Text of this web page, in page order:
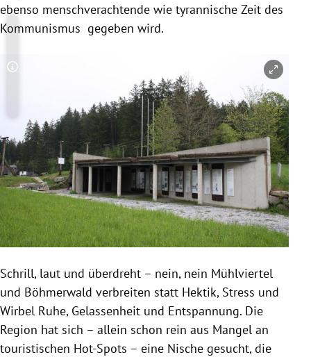
ebenso menschverachtende wie tyrannische Zeit des
Kommunismus gegeben wird.
Copyright-Hinweis öffnen/schließen
Schrill, laut und überdreht – nein, nein Mühlviertel
und Böhmerwald verbreiten statt Hektik, Stress und
Wirbel Ruhe, Gelassenheit und Entspannung. Die
Region hat sich – allein schon rein aus Mangel an
touristischen Hot-Spots – eine Nische gesucht, die